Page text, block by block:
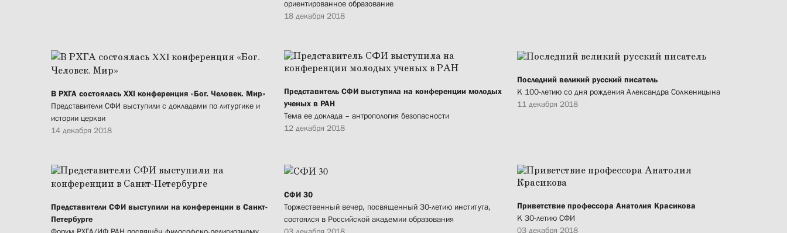
ориентированное образование
18 декабря 2018
В РХГА состоялась XXI конференция «Бог. Человек. Мир»
Представители СФИ выступили с докладами по литургике и
истории церкви
14 декабря 2018
Представитель СФИ выступила на конференции молодых
ученых в РАН
Тема ее доклада – антропология безопасности
12 декабря 2018
Последний великий русский писатель
К 100-летию со дня рождения Александра Солженицына
11 декабря 2018
Представители СФИ выступили на конференции в Санкт-
Петербурге
СФИ 30
Торжественный вечер, посвященный 30-летию института,
состоялся в Российской академии образования
Приветствие профессора Анатолия Красикова
К 30-летию СФИ
03 декабря 2018